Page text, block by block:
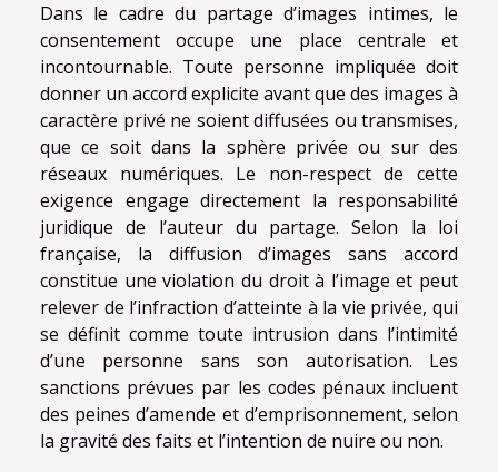
Dans le cadre du partage d’images intimes, le
consentement occupe une place centrale et
incontournable. Toute personne impliquée doit
donner un accord explicite avant que des images à
caractère privé ne soient diffusées ou transmises,
que ce soit dans la sphère privée ou sur des
réseaux numériques. Le non-respect de cette
exigence engage directement la responsabilité
juridique de l’auteur du partage. Selon la loi
française, la diffusion d’images sans accord
constitue une violation du droit à l’image et peut
relever de l’infraction d’atteinte à la vie privée, qui
se définit comme toute intrusion dans l’intimité
d’une personne sans son autorisation. Les
sanctions prévues par les codes pénaux incluent
des peines d’amende et d’emprisonnement, selon
la gravité des faits et l’intention de nuire ou non.